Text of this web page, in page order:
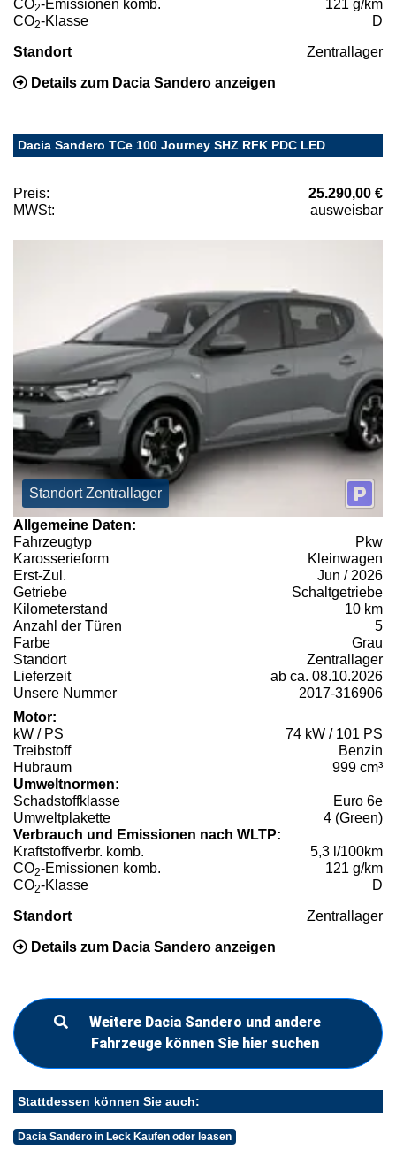
CO2-Emissionen komb.
121 g/km
CO2-Klasse D
Standort Zentrallager
Details zum Dacia Sandero anzeigen
Dacia Sandero TCe 100 Journey SHZ RFK PDC LED
Preis:
25.290,00 €
MWSt:
ausweisbar
Standort Zentrallager
Allgemeine Daten:
Fahrzeugtyp
Pkw
Karosserieform
Kleinwagen
Erst-Zul.
Jun / 2026
Getriebe
Schaltgetriebe
Kilometerstand
10 km
Anzahl der Türen
5
Farbe
Grau
Standort
Zentrallager
Lieferzeit
ab ca. 08.10.2026
Unsere Nummer
2017-316906
Motor:
kW / PS
74 kW / 101 PS
Treibstoff
Benzin
Hubraum
999 cm³
Umweltnormen:
Schadstoffklasse
Euro 6e
Umweltplakette
4 (Green)
Verbrauch und Emissionen nach WLTP:
Kraftstoffverbr. komb.
5,3 l/100km
CO2-Emissionen komb.
121 g/km
CO2-Klasse D
Standort Zentrallager
Details zum Dacia Sandero anzeigen
Weitere Dacia Sandero und andere
Fahrzeuge können Sie hier suchen
Stattdessen können Sie auch:
Dacia Sandero in Leck Kaufen oder leasen